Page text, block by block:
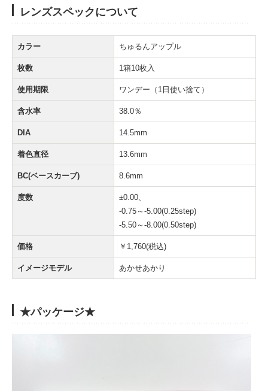
レンズスペックについて
カラー ちゅるんアップル
枚数 1箱10枚入
使用期限 ワンデー（1日使い捨て）
含水率 38.0％
DIA 14.5mm
着色直径 13.6mm
BC(ベースカーブ) 8.6mm
度数
±0.00、
-0.75～-5.00(0.25step)
-5.50～-8.00(0.50step)
価格 ￥1,760(税込)
イメージモデル あかせあかり
★パッケージ★